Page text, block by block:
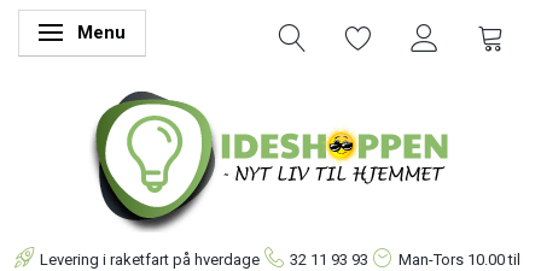
Skifte navigation
Menu
Levering i raketfart på hverdage 32 11 93 93 Man-Tors 10.00 til